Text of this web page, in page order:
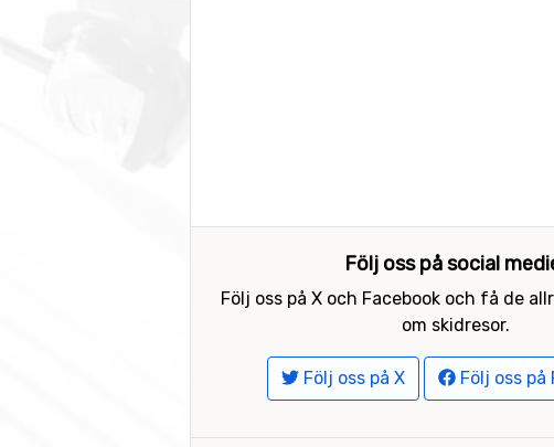
Följ oss på social
Följ oss på X och Facebook och få de
om skidresor.
Följ oss på X Följ oss på